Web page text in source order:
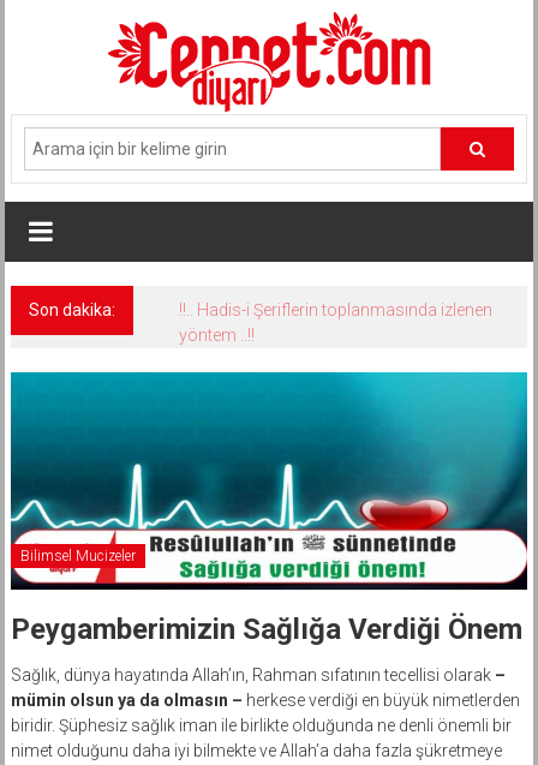
Son dakika:
!!.. Hadis-i Şeriflerin toplanmasında izlenen
yöntem ..!!
Bilimsel Mucizeler
Peygamberimizin Sağlığa Verdiği Önem
Sağlık, dünya hayatında Allah’ın, Rahman sıfatının tecellisi olarak –
mümin olsun ya da olmasın – herkese verdiği en büyük nimetlerden
biridir. Şüphesiz sağlık iman ile birlikte olduğunda ne denli önemli bir
nimet olduğunu daha iyi bilmekte ve Allah’a daha fazla şükretmeye